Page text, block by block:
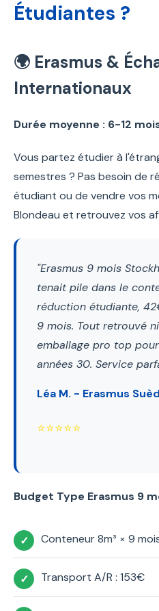
Étudiantes ?
🌍 Erasmus &
Internationaux
Durée moyenne : 6-12
Vous partez étudier à
semestres ? Pas besoin de
étudiant ou de vendre vos
Blondeau et retrouvez vos
"Erasmus 9 mois
tenait pile dans le
réduction étudiante,
9 mois. Tout retrouvé
emballage pro top
années 30. Service
Léa M. - Erasmus
⭐⭐⭐⭐⭐
Budget Type Erasmus 9
Conteneur 8m³ × 9
Transport A/R : 153€